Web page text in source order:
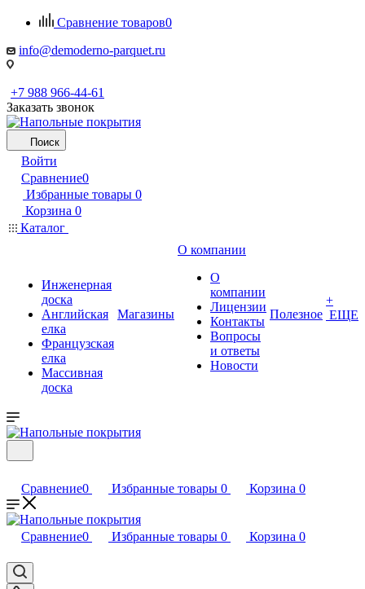
Сравнение товаров0
info@demoderno-parquet.ru
+7 988 966-44-61
Заказать звонок
Поиск
Войти
Сравнение0
Избранные товары 0
Корзина 0
Каталог
Инженерная
доска
Английская
елка
Французская
елка
Массивная
доска
Магазины
О компании
О
компании
Лицензии
Контакты
Вопросы
и ответы
Новости
Полезное
+
ЕЩЕ
Сравнение0 Избранные товары 0 Корзина 0
Сравнение0 Избранные товары 0 Корзина 0